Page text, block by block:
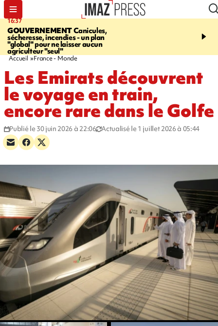
16:37
GOUVERNEMENTCanicules,
sécheresse, incendies - un plan
"global" pour ne laisser aucun
agriculteur "seul"
20:23
interpellé, coprs
Accueil France - Monde
Les Emirats découvrent
le voyage en train,
encore rare dans le Golfe
Publié le 30 juin 2026 à 22:06 Actualisé le 1 juillet 2026 à 05:44